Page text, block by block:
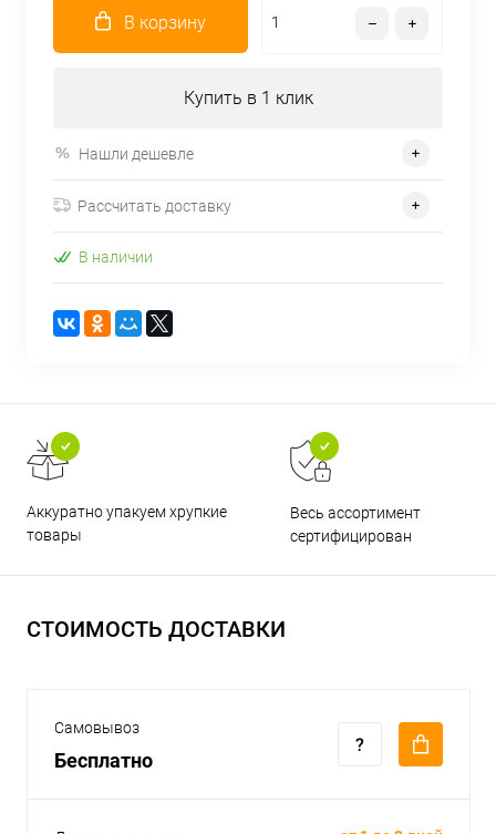
В корзину
Купить в 1 клик
Нашли дешевле
Рассчитать доставку
В наличии
Аккуратно упакуем хрупкие
товары
Весь ассортимент
сертифицирован
СТОИМОСТЬ ДОСТАВКИ
Самовывоз
Бесплатно